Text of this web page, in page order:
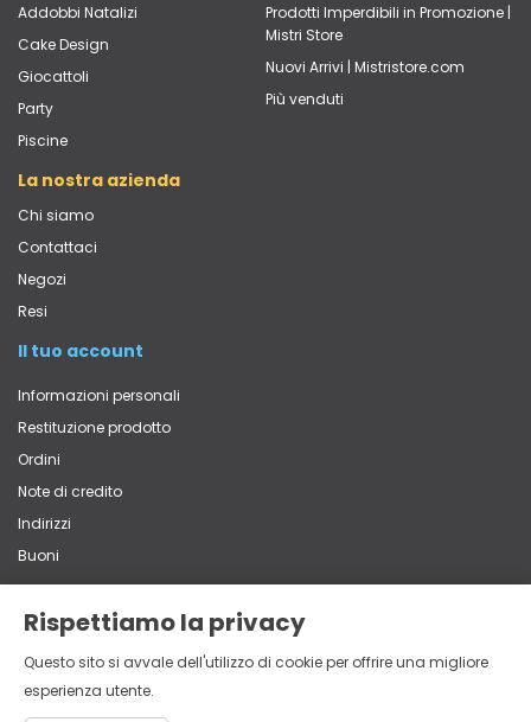
Rispettiamo la privacy
Questo sito si avvale dell'utilizzo di cookie per offrire una migliore
esperienza utente.
Addobbi Natalizi
Cake Design
Giocattoli
Party
Piscine
Prodotti Imperdibili in Promozione |
Mistri Store
Nuovi Arrivi | Mistristore.com
Più venduti
La nostra azienda
Chi siamo
Contattaci
Negozi
Resi
Il tuo account
Informazioni personali
Restituzione prodotto
Ordini
Note di credito
Indirizzi
Buoni
Via Vittorio Veneto, 65 - 22060 Carugo (CO)